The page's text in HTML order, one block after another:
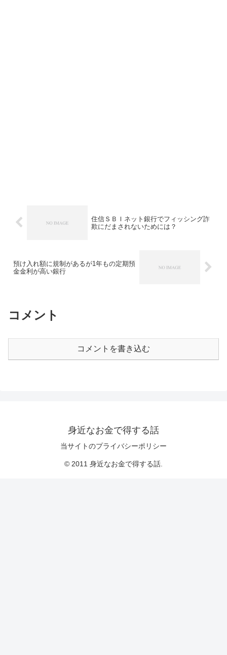
住信ＳＢＩネット銀行でフィッシング詐
欺にだまされないためには？
預け入れ額に規制があるが1年もの定期預
金金利が高い銀行
コメント
コメントを書き込む
身近なお金で得する話
当サイトのプライバシーポリシー
© 2011 身近なお金で得する話.